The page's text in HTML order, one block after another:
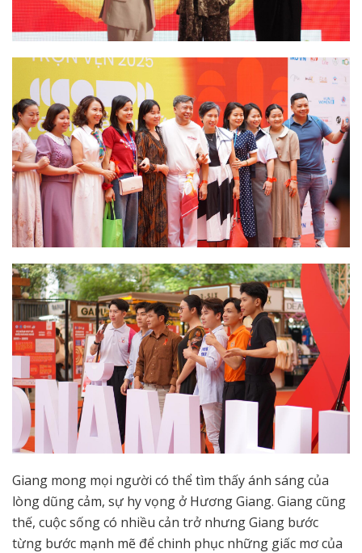
Giang mong mọi người có thể tìm thấy ánh sáng của
lòng dũng cảm, sự hy vọng ở Hương Giang. Giang cũng
thế, cuộc sống có nhiều cản trở nhưng Giang bước
từng bước mạnh mẽ để chinh phục những giấc mơ của